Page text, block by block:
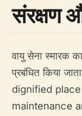
संरक्षण
वायु सेना स्मारक
प्रबंधित किया
dignified
maintenance